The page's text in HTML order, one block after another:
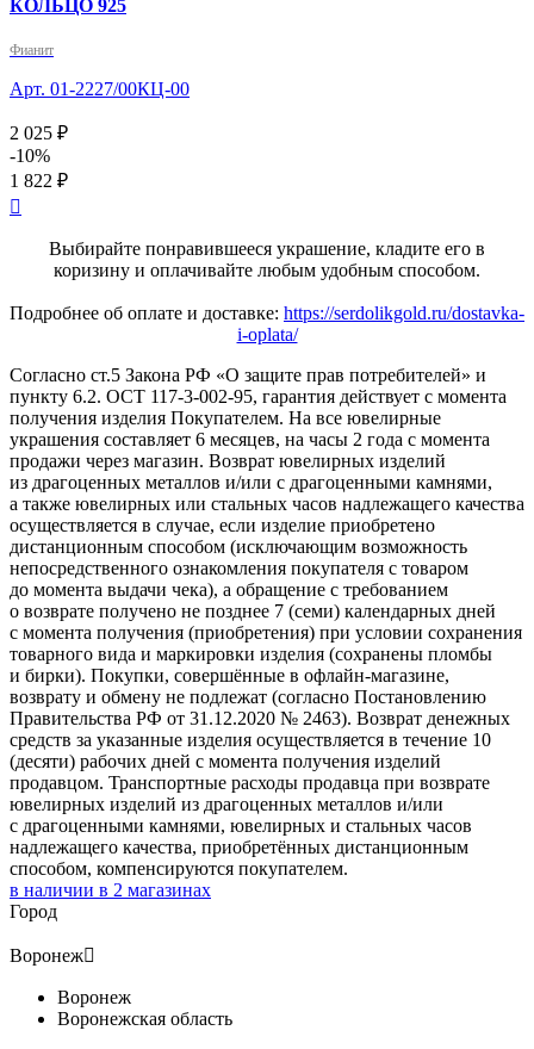
КОЛЬЦО 925
Фианит
Арт. 01-2227/00КЦ-00
2 025 ₽
-10%
1 822 ₽

Выбирайте понравившееся украшение, кладите его в
коризину и оплачивайте любым удобным способом.
Подробнее об оплате и доставке: https://serdolikgold.ru/dostavka-
i-oplata/
Согласно ст.5 Закона РФ «О защите прав потребителей» и
пункту 6.2. ОСТ 117-3-002-95, гарантия действует с момента
получения изделия Покупателем. На все ювелирные
украшения составляет 6 месяцев, на часы 2 года с момента
продажи через магазин. Возврат ювелирных изделий
из драгоценных металлов и/или с драгоценными камнями,
а также ювелирных или стальных часов надлежащего качества
осуществляется в случае, если изделие приобретено
дистанционным способом (исключающим возможность
непосредственного ознакомления покупателя с товаром
до момента выдачи чека), а обращение с требованием
о возврате получено не позднее 7 (семи) календарных дней
с момента получения (приобретения) при условии сохранения
товарного вида и маркировки изделия (сохранены пломбы
и бирки). Покупки, совершённые в офлайн-магазине,
возврату и обмену не подлежат (согласно Постановлению
Правительства РФ от 31.12.2020 № 2463). Возврат денежных
средств за указанные изделия осуществляется в течение 10
(десяти) рабочих дней с момента получения изделий
продавцом. Транспортные расходы продавца при возврате
ювелирных изделий из драгоценных металлов и/или
с драгоценными камнями, ювелирных и стальных часов
надлежащего качества, приобретённых дистанционным
способом, компенсируются покупателем.
в наличии в 2 магазинах
Город
Воронеж
Воронеж
Воронежская область